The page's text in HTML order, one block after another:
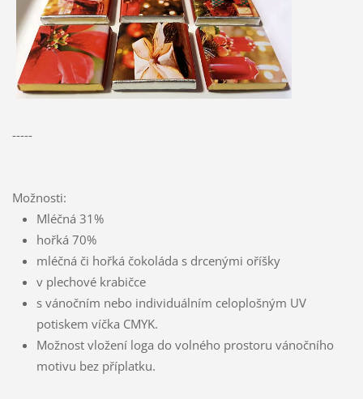
-----
Možnosti:
Mléčná 31%
hořká 70%
mléčná či hořká čokoláda s drcenými oříšky
v plechové krabičce
s vánočním nebo individuálním celoplošným UV
potiskem víčka CMYK.
Možnost vložení loga do volného prostoru vánočního
motivu bez příplatku.